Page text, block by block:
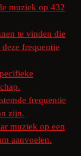
muziek op 432
te vinden die
frequentie
frequentie
zijn.
muziek op een
aanvoelen.